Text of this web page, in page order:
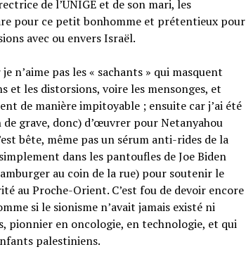
de l’UNIGE et de son mari, les
pour ce petit bonhomme et prétentieux pour
avec ou envers Israël.
n’aime pas les « sachants » qui masquent
et les distorsions, voire les mensonges, et
de manière impitoyable ; ensuite car j’ai été
grave, donc) d’œuvrer pour Netanyahou
bête, même pas un sérum anti-rides de la
dans les pantoufles de Joe Biden
au coin de la rue) pour soutenir le
au Proche-Orient. C’est fou de devoir encore
si le sionisme n’avait jamais existé ni
pionnier en oncologie, en technologie, et qui
palestiniens.